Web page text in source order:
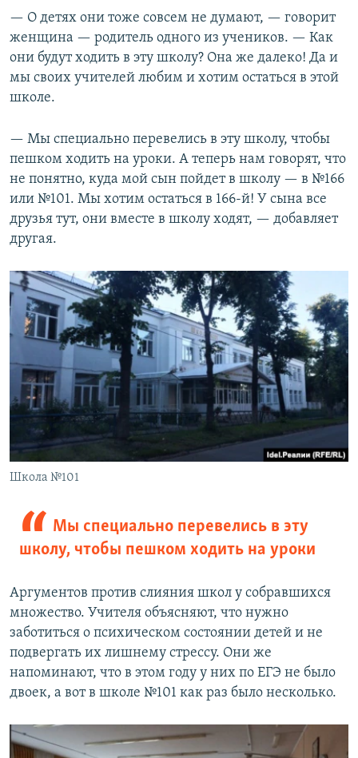
— О детях они тоже совсем не думают, — говорит
женщина — родитель одного из учеников. — Как
они будут ходить в эту школу? Она же далеко! Да и
мы своих учителей любим и хотим остаться в этой
школе.
— Мы специально перевелись в эту школу, чтобы
пешком ходить на уроки. А теперь нам говорят, что
не понятно, куда мой сын пойдет в школу — в №166
или №101. Мы хотим остаться в 166-й! У сына все
друзья тут, они вместе в школу ходят, — добавляет
другая.
Школа №101
Мы специально перевелись в эту
школу, чтобы пешком ходить на уроки
Аргументов против слияния школ у собравшихся
множество. Учителя объясняют, что нужно
заботиться о психическом состоянии детей и не
подвергать их лишнему стрессу. Они же
напоминают, что в этом году у них по ЕГЭ не было
двоек, а вот в школе №101 как раз было несколько.